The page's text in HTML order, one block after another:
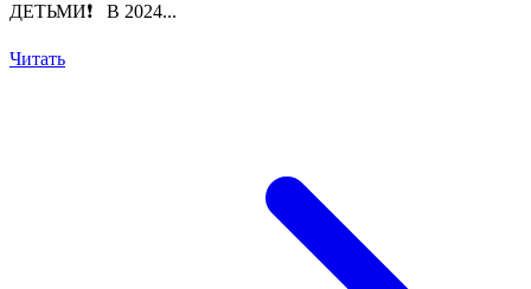
ДЕТЬМИ❗️ В 2024...
Читать